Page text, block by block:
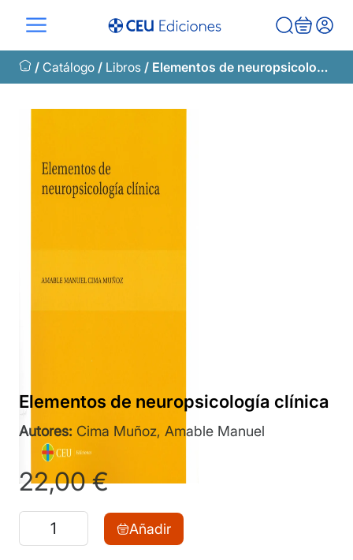
contenido
/ Catálogo / Libros / Elementos de neuropsicología clínica
Elementos de neuropsicología clínica
Autores: Cima Muñoz, Amable Manuel
22,00€
Elementos
de
Añadir